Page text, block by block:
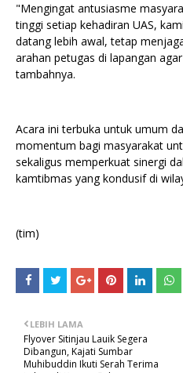
"Mengingat antusiasme
tinggi setiap kehadiran UAS,
datang lebih awal, tetap
arahan petugas di lapangan
tambahnya.
Acara ini terbuka untuk umum
momentum bagi masyarakat
sekaligus memperkuat sinergi
kamtibmas yang kondusif di
(tim)
LEBIH LAMA
Flyover Sitinjau Lauik Segera
Dibangun, Kajati Sumbar
Muhibuddin Ikuti Serah Terima